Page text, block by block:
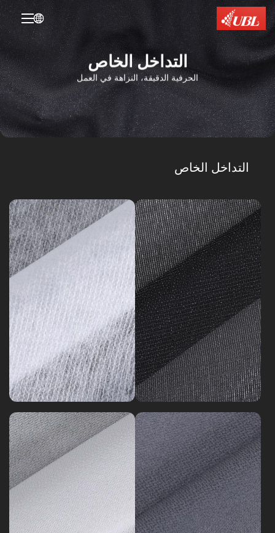

التداخل الخاص
الحرفية الدقيقة، النزاهة في العمل
التداخل الخاص
التداخل
الخاص
سلسلة
X
من
المطبوعة
بغسيل
التداخل
الخاص
السلسلة
التداخل
الخاص
بطانة
طلاء
PU
مقابل
قماش
خاص
التداخل
الخاص
الخطوط
المعاد
تدويرها
GRS